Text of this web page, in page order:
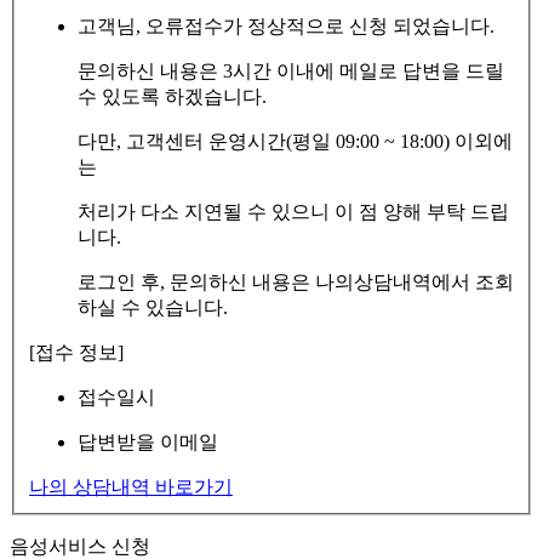
고객님, 오류접수가 정상적으로 신청 되었습니다.
문의하신 내용은 3시간 이내에 메일로 답변을 드릴
수 있도록 하겠습니다.
다만, 고객센터 운영시간(평일 09:00 ~ 18:00) 이외에
는
처리가 다소 지연될 수 있으니 이 점 양해 부탁 드립
니다.
로그인 후, 문의하신 내용은 나의상담내역에서 조회
하실 수 있습니다.
[접수 정보]
접수일시
답변받을 이메일
나의 상담내역 바로가기
음성서비스 신청